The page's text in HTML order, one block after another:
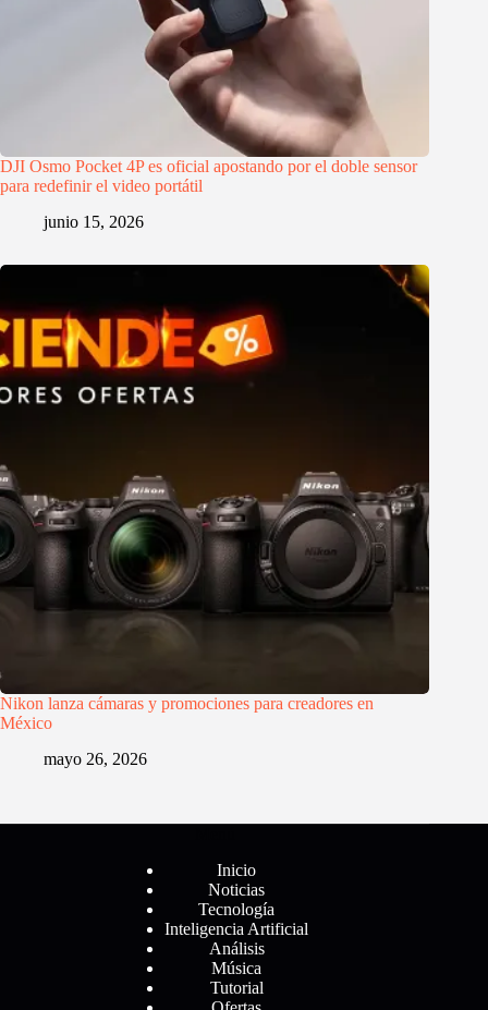
DJI Osmo Pocket 4P es oficial apostando por el doble sensor
para redefinir el video portátil
junio 15, 2026
Nikon lanza cámaras y promociones para creadores en
México
mayo 26, 2026
Inicio
Noticias
Tecnología
Inteligencia Artificial
Análisis
Música
Tutorial